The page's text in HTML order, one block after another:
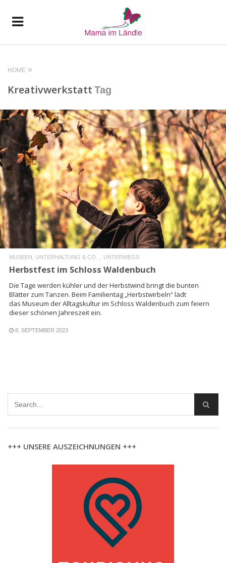
HOME
Kreativwerkstatt Tag
READ MORE
MUSEEN, UNTERHALTUNG & CO. UNTERWEGS
Herbstfest im Schloss Waldenbuch
Die Tage werden kühler und der Herbstwind bringt die bunten
Blätter zum Tanzen. Beim Familientag „Herbstwirbeln“ lädt
das Museum der Alltagskultur im Schloss Waldenbuch zum feiern
dieser schönen Jahreszeit ein.
8. SEPTEMBER 2023
+++ UNSERE AUSZEICHNUNGEN +++